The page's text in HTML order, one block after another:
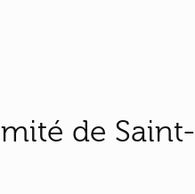
de Saint-